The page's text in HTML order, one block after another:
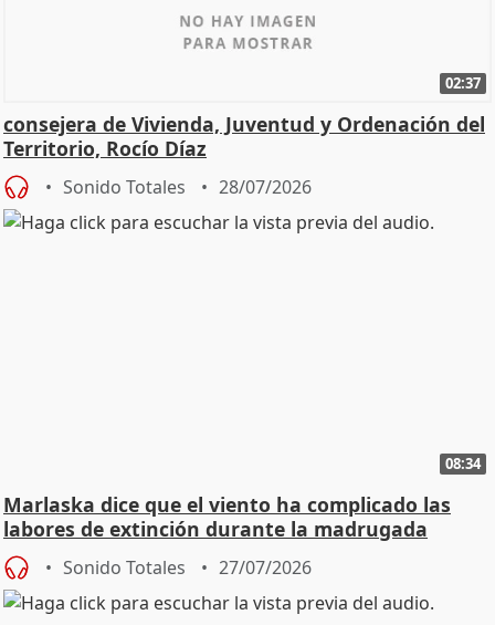
02:37
consejera de Vivienda, Juventud y Ordenación del
Territorio, Rocío Díaz
Sonido Totales 28/07/2026
08:34
Marlaska dice que el viento ha complicado las
labores de extinción durante la madrugada
Sonido Totales 27/07/2026